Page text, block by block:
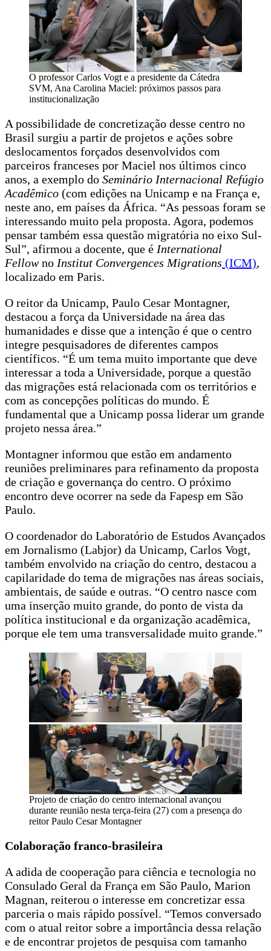
O professor Carlos Vogt e a presidente da Cátedra
SVM, Ana Carolina Maciel: próximos passos para
institucionalização
A possibilidade de concretização desse centro no
Brasil surgiu a partir de projetos e ações sobre
deslocamentos forçados desenvolvidos com
parceiros franceses por Maciel nos últimos cinco
anos, a exemplo do Seminário Internacional Refúgio
Acadêmico (com edições na Unicamp e na França e,
neste ano, em países da África. “As pessoas foram se
interessando muito pela proposta. Agora, podemos
pensar também essa questão migratória no eixo Sul-
Sul”, afirmou a docente, que é International
Fellowno Institut Convergences Migrations (ICM),
localizado em Paris.
O reitor da Unicamp, Paulo Cesar Montagner,
destacou a força da Universidade na área das
humanidades e disse que a intenção é que o centro
integre pesquisadores de diferentes campos
científicos. “É um tema muito importante que deve
interessar a toda a Universidade, porque a questão
das migrações está relacionada com os territórios e
com as concepções políticas do mundo. É
fundamental que a Unicamp possa liderar um grande
projeto nessa área.”
Montagner informou que estão em andamento
reuniões preliminares para refinamento da proposta
de criação e governança do centro. O próximo
encontro deve ocorrer na sede da Fapesp em São
Paulo.
O coordenador do Laboratório de Estudos Avançados
em Jornalismo (Labjor) da Unicamp, Carlos Vogt,
também envolvido na criação do centro, destacou a
capilaridade do tema de migrações nas áreas sociais,
ambientais, de saúde e outras. “O centro nasce com
uma inserção muito grande, do ponto de vista da
política institucional e da organização acadêmica,
porque ele tem uma transversalidade muito grande.”
Projeto de criação do centro internacional avançou
durante reunião nesta terça-feira (27) com a presença do
reitor Paulo Cesar Montagner
Colaboração franco-brasileira
A adida de cooperação para ciência e tecnologia no
Consulado Geral da França em São Paulo, Marion
Magnan, reiterou o interesse em concretizar essa
parceria o mais rápido possível. “Temos conversado
com o atual reitor sobre a importância dessa relação
e de encontrar projetos de pesquisa com tamanho